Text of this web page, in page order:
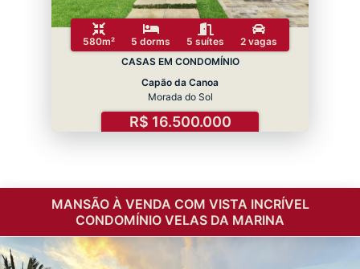
580m² 5 dorms 5 suítes
2 vagas
CASAS EM CONDOMÍNIO
Capão da Canoa
Morada do Sol
R$ 16.500.000
MANSÃO À VENDA COM VISTA INCRÍVEL
CONDOMÍNIO VELAS DA MARINA